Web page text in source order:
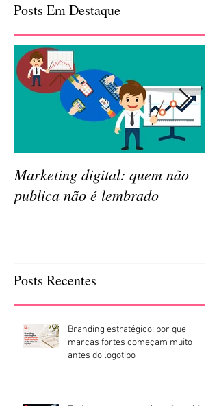
Posts Em Destaque
Marketing digital: quem não
publica não é lembrado
Posts Recentes
Branding estratégico: por que
marcas fortes começam muito
antes do logotipo